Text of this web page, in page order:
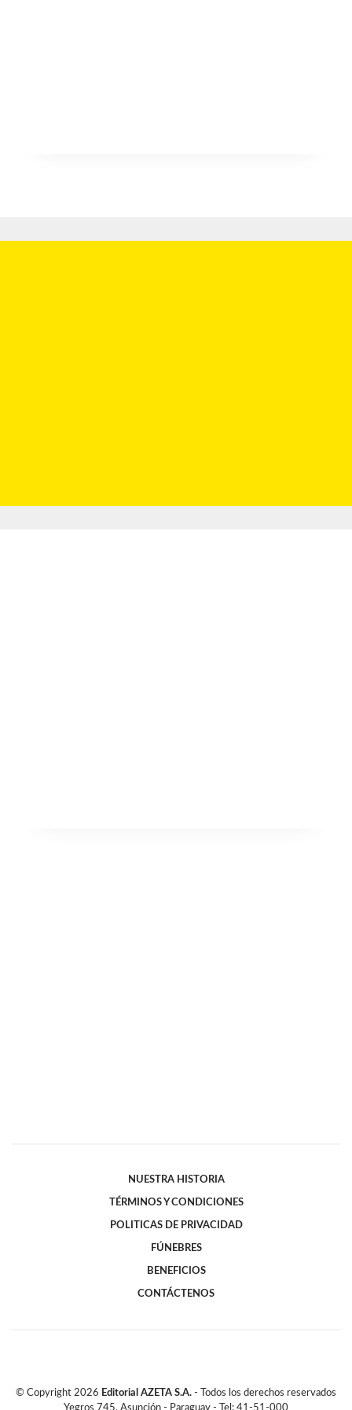
NUESTRA HISTORIA
TÉRMINOS Y CONDICIONES
POLITICAS DE PRIVACIDAD
FÚNEBRES
BENEFICIOS
CONTÁCTENOS
© Copyright 2026 Editorial AZETA S.A. - Todos los derechos reservados
Yegros 745, Asunción - Paraguay - Tel: 41-51-000